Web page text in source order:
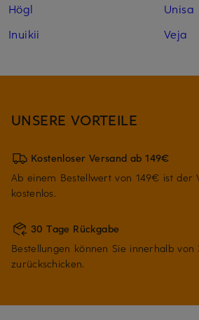
Högl
Inuikii
Unisa
Veja
UNSERE VORTEILE
Kostenloser Versand ab 149€
Ab einem Bestellwert von 149€ ist der
kostenlos.
30 Tage Rückgabe
Bestellungen können Sie innerhalb von
zurückschicken.